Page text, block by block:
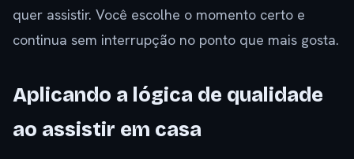
quer assistir. Você escolhe o momento certo e
continua sem interrupção no ponto que mais gosta.
Aplicando a lógica de qualidade
ao assistir em casa